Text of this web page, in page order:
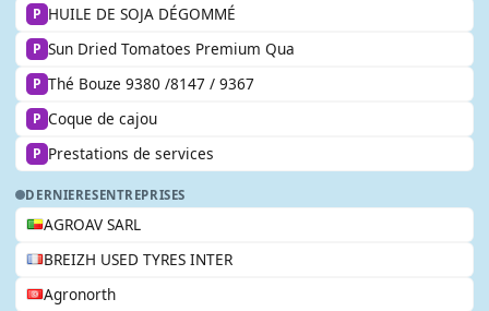
P HUILE DE SOJA DÉGOMMÉ
P Sun Dried Tomatoes Premium Qua
P Thé Bouze 9380 /8147 / 9367
P Coque de cajou
P Prestations de services
DERNIERESENTREPRISES
AGROAV SARL
BREIZH USED TYRES INTER
Agronorth